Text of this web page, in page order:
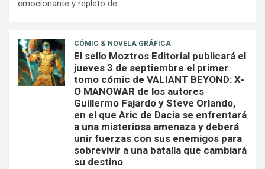
emocionante y repleto de…
CÓMIC & NOVELA GRÁFICA
El sello Moztros Editorial publicará el
jueves 3 de septiembre el primer
tomo cómic de VALIANT BEYOND: X-
O MANOWAR de los autores
Guillermo Fajardo y Steve Orlando,
en el que Aric de Dacia se enfrentará
a una misteriosa amenaza y deberá
unir fuerzas con sus enemigos para
sobrevivir a una batalla que cambiará
su destino